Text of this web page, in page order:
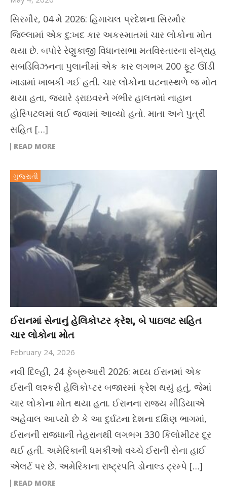
સિરમૌર, 04 મે 2026: હિમાચલ પ્રદેશના સિરમૌર
જિલ્લામાં એક દુ:ખદ કાર અકસ્માતમાં ચાર લોકોના મોત
થયા છે. બપોરે રેણુકાજી વિધાનસભા મતવિસ્તારના સંગ્રાહ
સબડિવિઝનના પુલાનીમાં એક કાર લગભગ 200 ફૂટ ઊંડી
ખાડામાં ખાબકી ગઈ હતી. ચાર લોકોના ઘટનાસ્થળે જ મોત
થયા હતા, જ્યારે ડ્રાઇવરને ગંભીર હાલતમાં નાહાન
હોસ્પિટલમાં લઈ જવામાં આવ્યો હતો. માતા અને પુત્રી
સહિત […]
READ MORE
ગુજરાતી
ઈરાનમાં સેનાનું હેલિકોપ્ટર ક્રેશ, બે પાઇલટ સહિત
ચાર લોકોના મોત
February 24, 2026
નવી દિલ્હી, 24 ફેબ્રુઆરી 2026: મધ્ય ઈરાનમાં એક
ઈરાની લશ્કરી હેલિકોપ્ટર બજારમાં ક્રેશ થયું હતું, જેમાં
ચાર લોકોના મોત થયા હતા. ઈરાનના રાજ્ય મીડિયાએ
અહેવાલ આપ્યો છે કે આ દુર્ઘટના દેશના દક્ષિણ ભાગમાં,
ઈરાનની રાજધાની તેહરાનથી લગભગ 330 કિલોમીટર દૂર
થઈ હતી. અમેરિકાની ધમકીઓ વચ્ચે ઈરાની સેના હાઈ
એલર્ટ પર છે. અમેરિકાના રાષ્ટ્રપતિ ડોનાલ્ડ ટ્રમ્પે […]
READ MORE